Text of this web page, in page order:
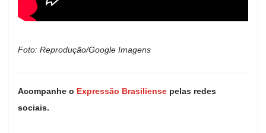
Foto: Reprodução/Google Imagens
Acompanhe o Expressão Brasiliense pelas redes
sociais.